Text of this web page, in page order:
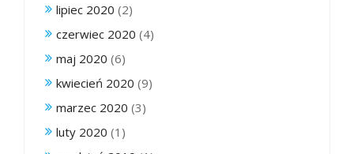
lipiec 2020 (2)
czerwiec 2020 (4)
maj 2020 (6)
kwiecień 2020 (9)
marzec 2020 (3)
luty 2020 (1)